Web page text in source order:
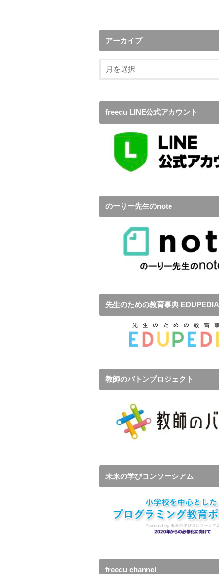
アーカイブ
freedu LINE公式アカウント
のーりー先生のnote
先生のための教育事典 EDUPEDIA
教師のバトンプロジェクト
未来の学びコンソーシアム
freedu channel